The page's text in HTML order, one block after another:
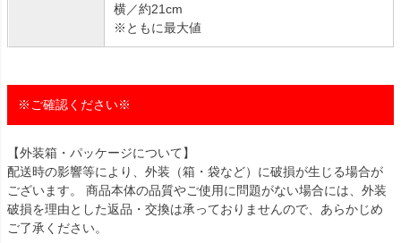
横／約21cm
※ともに最大値
※ご確認ください※
【外装箱・パッケージについて】
配送時の影響等により、外装（箱・袋など）に破損が生じる場合が
ございます。 商品本体の品質やご使用に問題がない場合には、外装
破損を理由とした返品・交換は承っておりませんので、あらかじめ
ご了承ください。